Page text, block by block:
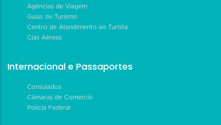
Agências de Viagem
Guias de Turismo
Centro de Atendimento ao Turista
Cias Aéreas
Internacional e Passaportes
Consulados
Câmaras de Comércio
Polícia Federal